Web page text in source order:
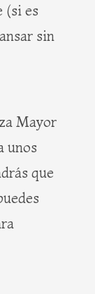
(si es
sin
Mayor
unos
que